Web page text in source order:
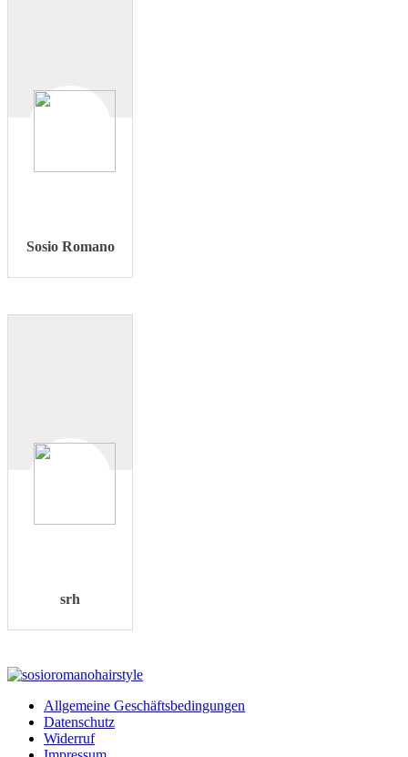
Sosio Romano
srh
Allgemeine Geschäftsbedingungen
Datenschutz
Widerruf